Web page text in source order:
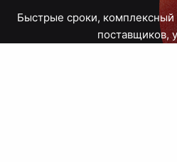
Быстрые сроки,
поставщиков,